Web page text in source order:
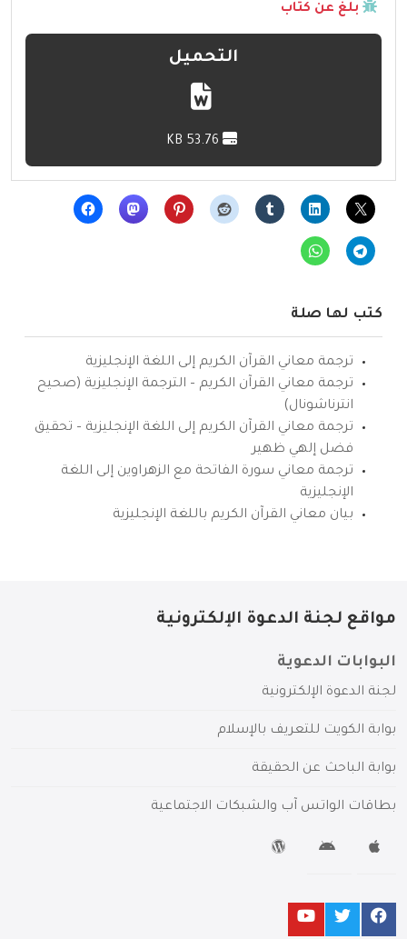
بلّغ عن كتاب
التحميل
كتب لها صلة
ترجمة معاني القرآن الكريم إلى اللغة الإنجليزية
ترجمة معاني القرآن الكريم – الترجمة الإنجليزية (صحيح
انترناشونال)
ترجمة معاني القرآن الكريم إلى اللغة الإنجليزية – تحقيق
فضل إلهي ظهير
ترجمة معاني سورة الفاتحة مع الزهراوين إلى اللغة
الإنجليزية
بيان معاني القرآن الكريم باللغة الإنجليزية
مواقع لجنة الدعوة الإلكترونية
البوابات الدعوية
لجنة الدعوة الإلكترونية
بوابة الكويت للتعريف بالإسلام
بوابة الباحث عن الحقيقة
بطاقات الواتس آب والشبكات الاجتماعية